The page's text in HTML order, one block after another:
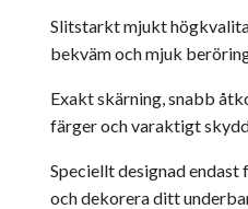
Slitstarkt mjukt
bekväm och mjuk
Exakt skärning, snabb
färger och varaktigt
Speciellt designad endast
och dekorera ditt